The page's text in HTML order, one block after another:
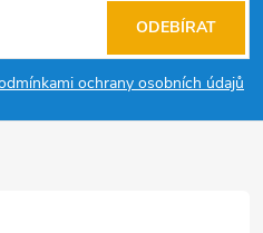
ochrany osobních údajů
ODEBÍRAT